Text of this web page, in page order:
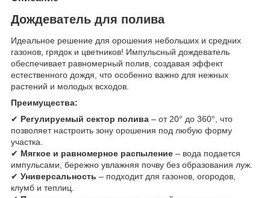
Дождеватель для полива
Идеальное решение для орошения небольших и средних
газонов, грядок и цветников! Импульсный дождеватель
обеспечивает равномерный полив, создавая эффект
естественного дождя, что особенно важно для нежных
растений и молодых всходов.
Преимущества:
✔ Регулируемый сектор полива – от 20° до 360°, что
позволяет настроить зону орошения под любую форму
участка.
✔ Мягкое и равномерное распыление – вода подается
импульсами, бережно увлажняя почву без образования луж.
✔ Универсальность – подходит для газонов, огородов,
клумб и теплиц.